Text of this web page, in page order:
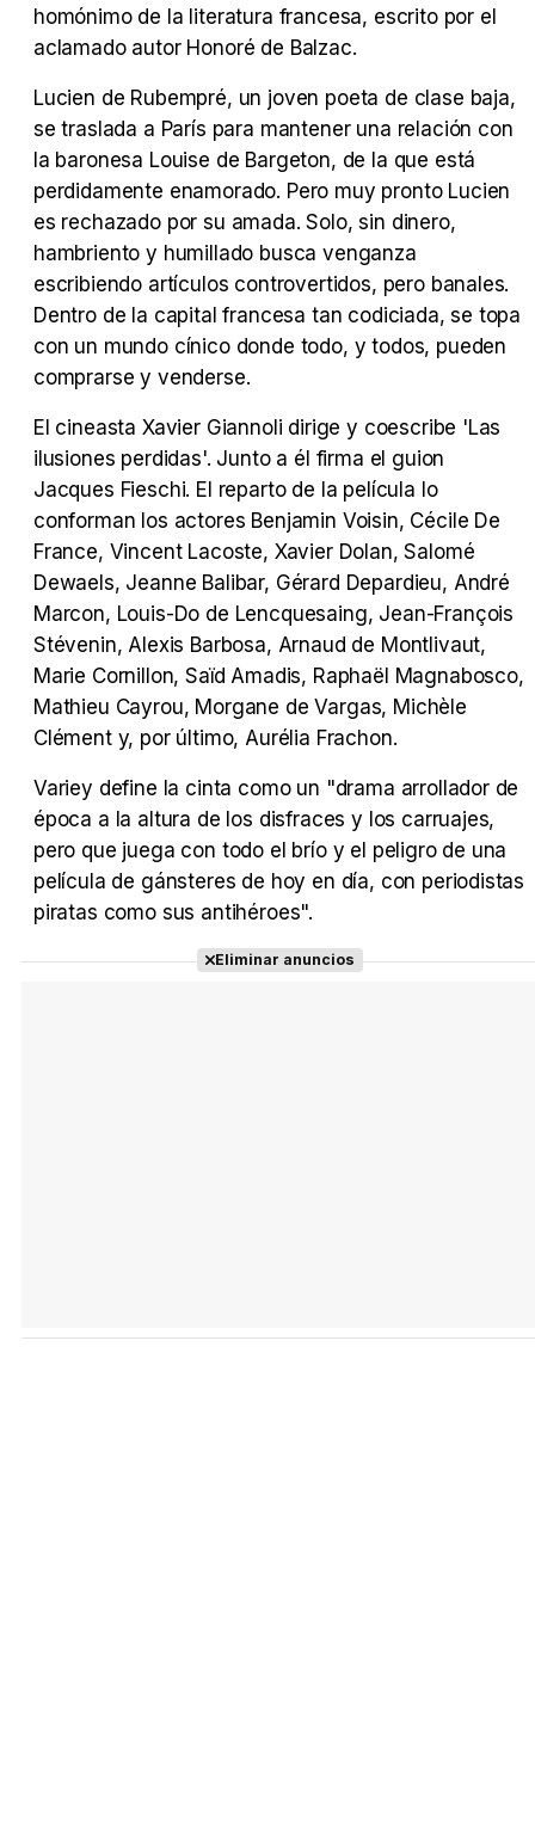
Tráiler Oficial en VOSE 'The Audacity'
Tráiler en español 'Outcome' (2026)
homónimo de la literatura francesa, escrito por el
aclamado autor Honoré de Balzac.
Lucien de Rubempré, un joven poeta de clase baja,
se traslada a París para mantener una relación con
la baronesa Louise de Bargeton, de la que está
perdidamente enamorado. Pero muy pronto Lucien
es rechazado por su amada. Solo, sin dinero,
hambriento y humillado busca venganza
escribiendo artículos controvertidos, pero banales.
Dentro de la capital francesa tan codiciada, se topa
con un mundo cínico donde todo, y todos, pueden
comprarse y venderse.
El cineasta Xavier Giannoli dirige y coescribe 'Las
ilusiones perdidas'. Junto a él firma el guion
Jacques Fieschi. El reparto de la película lo
conforman los actores Benjamin Voisin, Cécile De
France, Vincent Lacoste, Xavier Dolan, Salomé
Dewaels, Jeanne Balibar, Gérard Depardieu, André
Marcon, Louis-Do de Lencquesaing, Jean-François
Stévenin, Alexis Barbosa, Arnaud de Montlivaut,
Marie Cornillon, Saïd Amadis, Raphaël Magnabosco,
Mathieu Cayrou, Morgane de Vargas, Michèle
Clément y, por último, Aurélia Frachon.
Variey define la cinta como un "drama arrollador de
época a la altura de los disfraces y los carruajes,
pero que juega con todo el brío y el peligro de una
película de gánsteres de hoy en día, con periodistas
piratas como sus antihéroes".
Eliminar anuncios